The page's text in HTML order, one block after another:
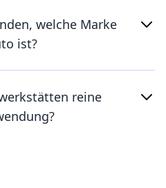
welche Marke
ist?
reine